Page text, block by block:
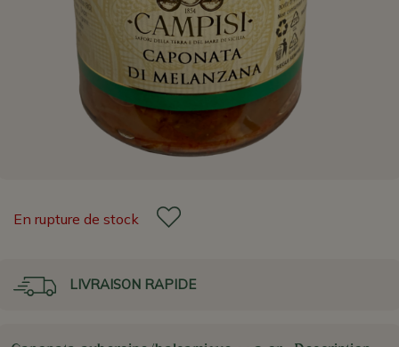
En rupture de stock
LIVRAISON RAPIDE